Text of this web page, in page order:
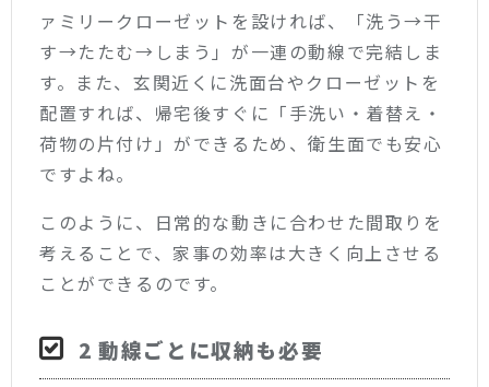
ァミリークローゼットを設ければ、「洗う→干
す→たたむ→しまう」が一連の動線で完結しま
す。また、玄関近くに洗面台やクローゼットを
配置すれば、帰宅後すぐに「手洗い・着替え・
荷物の片付け」ができるため、衛生面でも安心
ですよね。
このように、日常的な動きに合わせた間取りを
考えることで、家事の効率は大きく向上させる
ことができるのです。
2 動線ごとに収納も必要